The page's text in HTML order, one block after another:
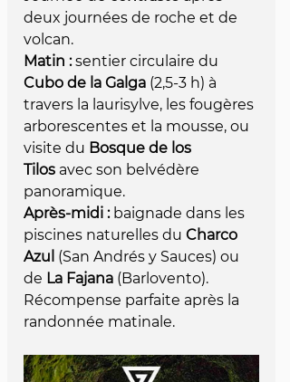
deux journées de roche et de
volcan.
Matin : sentier circulaire du
Cubo de la Galga (2,5-3 h) à
travers la laurisylve, les fougères
arborescentes et la mousse, ou
visite du Bosque de los
Tilos avec son belvédère
panoramique.
Après-midi : baignade dans les
piscines naturelles du Charco
Azul (San Andrés y Sauces) ou
de La Fajana (Barlovento).
Récompense parfaite après la
randonnée matinale.